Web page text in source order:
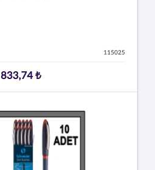
115025
833,74 ₺